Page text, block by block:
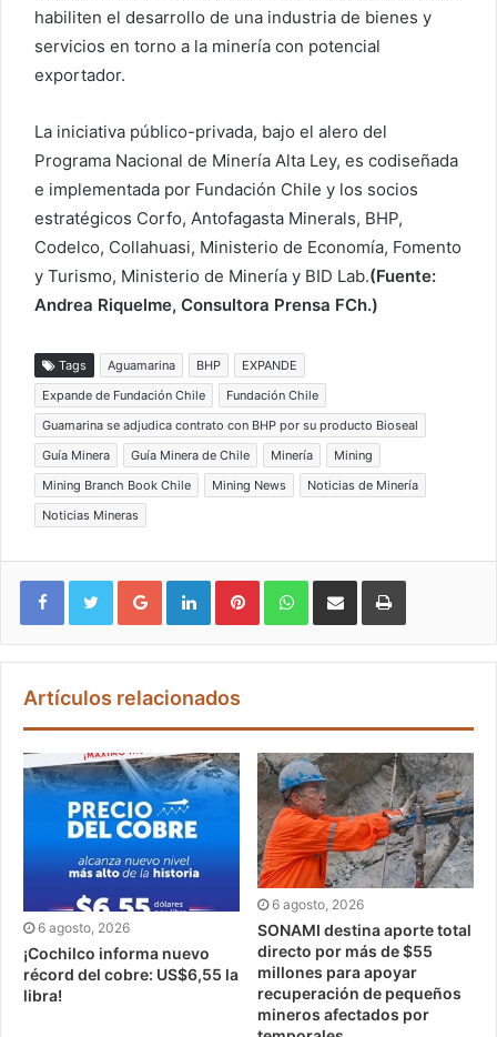
habiliten el desarrollo de una industria de bienes y
servicios en torno a la minería con potencial
exportador.
La iniciativa público-privada, bajo el alero del
Programa Nacional de Minería Alta Ley, es codiseñada
e implementada por Fundación Chile y los socios
estratégicos Corfo, Antofagasta Minerals, BHP,
Codelco, Collahuasi, Ministerio de Economía, Fomento
y Turismo, Ministerio de Minería y BID Lab.(Fuente:
Andrea Riquelme, Consultora Prensa FCh.)
Tags Aguamarina BHP
EXPANDE
Expande de Fundación Chile
Fundación Chile
Guamarina se adjudica contrato con BHP por su producto Bioseal
Guía Minera
Guía Minera de Chile Minería
Mining
Mining Branch Book Chile
Mining News
Noticias de Minería
Noticias Mineras
Google+ LinkedIn Pinterest WhatsApp
Artículos relacionados
6 agosto, 2026
¡Cochilco informa nuevo
récord del cobre: US$6,55 la
libra!
6 agosto, 2026
SONAMI destina aporte total
directo por más de $55
millones para apoyar
recuperación de pequeños
mineros afectados por